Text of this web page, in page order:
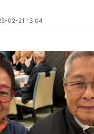
02-21 13:04